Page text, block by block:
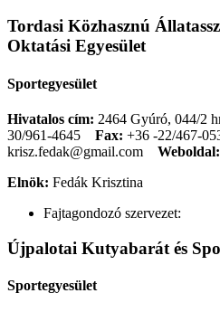
Tordasi Közhasznú
Oktatási Egyesület
Sportegyesület
Hivatalos cím: 2464 Gyúró, 044/2
30/961-4645
Fax: +36 -22/467-
krisz.fedak@gmail.com
Weboldal:
Elnök: Fedák Krisztina
Fajtagondozó szervezet:
Újpalotai Kutyabarát és
Sportegyesület